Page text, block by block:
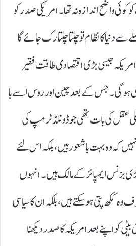
واضح اندازہ نہ تھا۔ امریکی صدر کو
سے دنیا کا نظام تو چلتا چلتا رک جائے گا
جیسی بڑی اقتصادی طاقت فقیر
ہوگی۔ جس کے بعد چین اور روس اسے با
عقل کی بات تھی جو ڈونلڈ ٹرمپ کی
کہ وہ بہت باشعور ہیں، بلکہ اس لئے
بزنس ایمپائر کے مالک ہیں۔ انہوں
وہ ککھ پتی ہو سکتے ہیں، بلکہ ان کا سیاسی
کو اپنے بعد امریکہ کا صدر دیکھنا